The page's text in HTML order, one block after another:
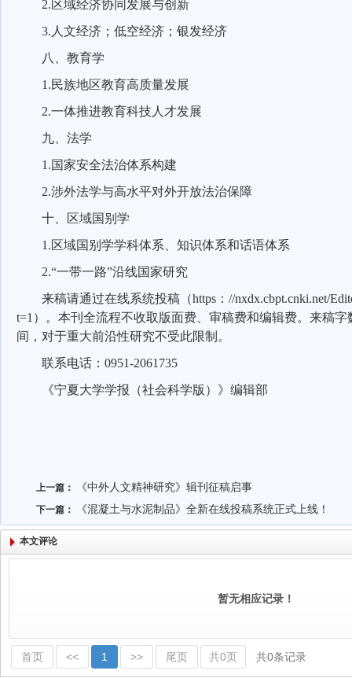
2.区域经济协同发展与创新
3. 人文经济；低空经济；银发经济
八、教育学
1.民族地区教育高质量发展
2.一体推进教育科技人才发展
九、法学
1.国家安全法治体系构建
2.涉外法学与高水平对外开放法治保障
十、区域国别学
1.区域国别学学科体系、知识体系和话语体系
2.“一带一路”沿线国家研究
来稿请通过在线系统投稿（https ： //nxdx.cbpt.cnki.net/
t=1 ）。本刊全流程不收取版面费、审稿费和编辑费。来稿字
间，对于重大前沿性研究不受此限制。
联系电话： 0951-2061735
《宁夏大学学报（社会科学版）》编辑部
上一篇： 《中外人文精神研究》辑刊征稿启事
下一篇： 《混凝土与水泥制品》全新在线投稿系统正式上线！
本文评论
暂无相应记录！
首页 << 1 >> 尾页 共0页 共0条记录